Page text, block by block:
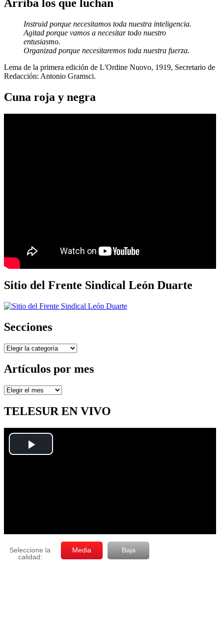
Arriba los que luchan
Instruid porque necesitamos toda nuestra inteligencia.
Agitad porque vamos a necesitar todo nuestro
entusiasmo.
Organizad porque necesitaremos toda nuestra fuerza.
Lema de la primera edición de L'Ordine Nuovo, 1919, Secretario de
Redacción: Antonio Gramsci.
Cuna roja y negra
Sitio del Frente Sindical León Duarte
Secciones
Secciones
Artículos por mes
Artículos
mes
TELESUR EN VIVO